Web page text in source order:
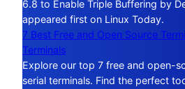
6.8 to Enable Triple Buffering by
appeared first on Linux Today.
7 Best Free and Open Source
Terminals
Explore our top 7 free and open-
serial terminals. Find the perfect